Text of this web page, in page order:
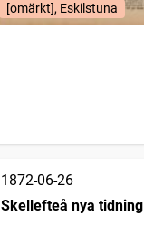
[omärkt], Eskilstuna
1872-06-26
Skellefteå nya tidning